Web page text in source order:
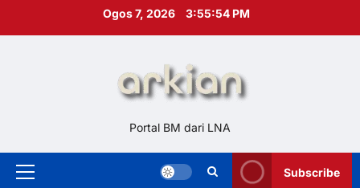
Ogos 7, 2026 3:55:55 PM
Portal BM dari LNA
Primary
Subscribe